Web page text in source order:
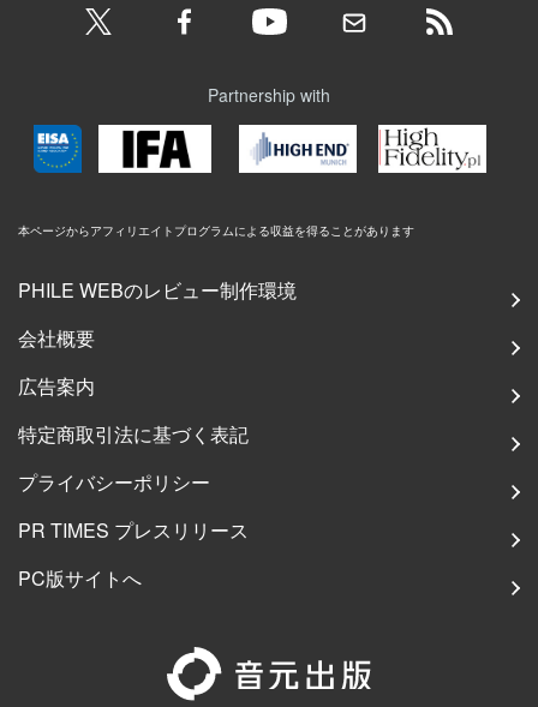
Partnership with
本ページからアフィリエイトプログラムによる収益を得ることがあります
PHILE WEBのレビュー制作環境
会社概要
広告案内
特定商取引法に基づく表記
プライバシーポリシー
PR TIMES プレスリリース
PC版サイトへ